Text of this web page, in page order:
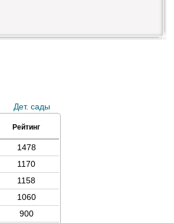
Дет. сады
Рейтинг
1478
1170
1158
1060
900